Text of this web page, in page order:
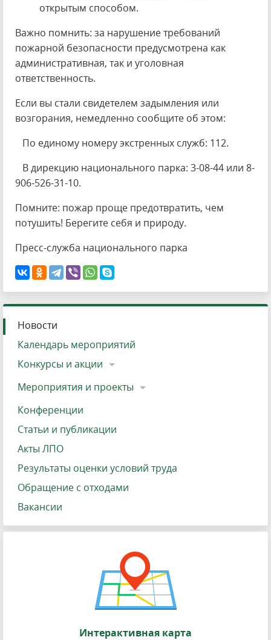
открытым способом.
Важно помнить: за нарушение требований
пожарной безопасности предусмотрена как
административная, так и уголовная
ответственность.
Если вы стали свидетелем задымления или
возгорания, немедленно сообщите об этом:
По единому номеру экстренных служб: 112.
В дирекцию национального парка: 3-08-44 или 8-
906-526-31-10.
Помните: пожар проще предотвратить, чем
потушить! Берегите себя и природу.
Пресс-служба национального парка
Новости
Календарь мероприятий
Конкурсы и акции
Мероприятия и проекты
Конференции
Статьи и публикации
Акты ЛПО
Результаты оценки условий труда
Обращение с отходами
Вакансии
Интерактивная карта